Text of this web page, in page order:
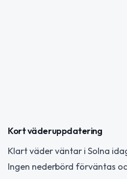
Kort väderuppdatering
Klart väder väntar i Solna
Ingen nederbörd förväntas